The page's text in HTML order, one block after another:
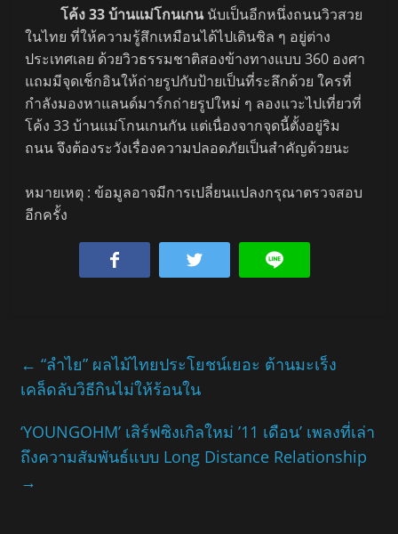
โค้ง 33 บ้านแม่โกนเกนนับเป็นอีกหนึ่งถนนวิวสวย
ในไทย ที่ให้ความรู้สึกเหมือนได้ไปเดินชิล ๆ อยู่ต่าง
ประเทศเลย ด้วยวิวธรรมชาติสองข้างทางแบบ 360 องศา
แถมมีจุดเช็กอินให้ถ่ายรูปกับป้ายเป็นที่ระลึกด้วย ใครที่
กำลังมองหาแลนด์มาร์กถ่ายรูปใหม่ ๆ ลองแวะไปเที่ยวที่
โค้ง 33 บ้านแม่โกนเกนกัน แต่เนื่องจากจุดนี้ตั้งอยู่ริม
ถนน จึงต้องระวังเรื่องความปลอดภัยเป็นสำคัญด้วยนะ
หมายเหตุ : ข้อมูลอาจมีการเปลี่ยนแปลงกรุณาตรวจสอบ
อีกครั้ง
← “ลำไย” ผลไม้ไทยประโยชน์เยอะ ต้านมะเร็ง
เคล็ดลับวิธีกินไม่ให้ร้อนใน
‘YOUNGOHM’ เสิร์ฟซิงเกิลใหม่ ’11 เดือน’ เพลงที่เล่า
ถึงความสัมพันธ์แบบ Long Distance Relationship
→